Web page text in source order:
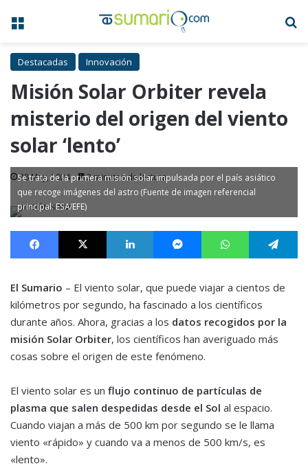
Menú
Destacadas Innovación
Misión Solar Orbiter revela
misterio del origen del viento
solar ‘lento’
28 May, 2024 2 minutos de lectura
Se trata de la primera misión solar impulsada por el país asiático
que recoge imágenes del astro (Fuente de imagen referencial
principal: ESA/EFE)
Facebook X LinkedIn MessengerWhatsApp
El Sumario – El viento solar, que puede viajar a cientos de
kilómetros por segundo, ha fascinado a los científicos
durante años. Ahora, gracias a los datos recogidos por la
misión Solar Orbiter, los científicos han averiguado más
cosas sobre el origen de este fenómeno.
El viento solar es un flujo continuo de partículas de
plasma que salen despedidas desde el Sol al espacio.
Cuando viajan a más de 500 km por segundo se le llama
viento «rápido» y cuando va a menos de 500 km/s, es
«lento».